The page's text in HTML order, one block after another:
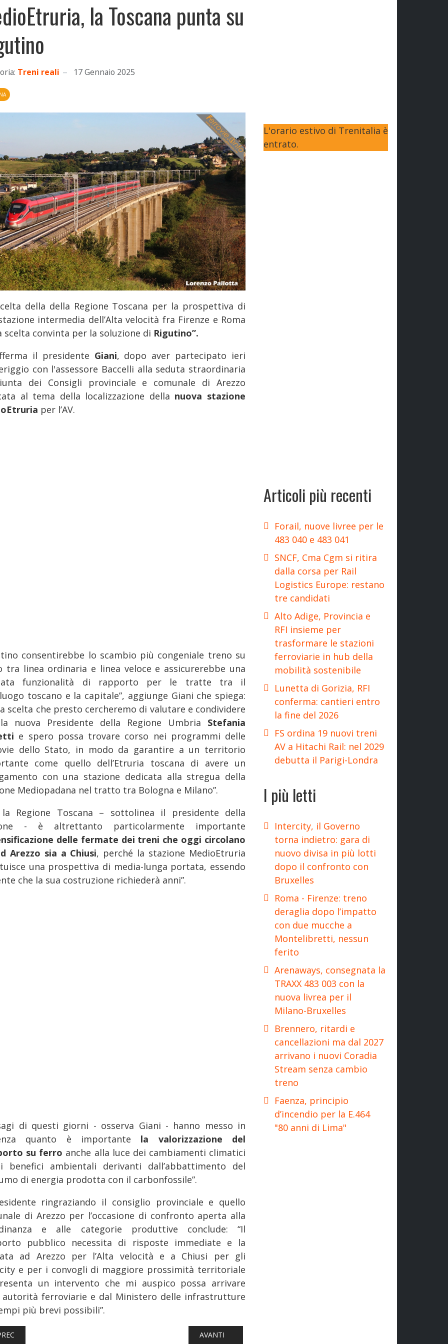
la Toscana punta su
Treni reali 17 Gennaio 2025
della della Regione Toscana per la prospettiva di
intermedia dell’Alta velocità fra Firenze e Roma
scelta convinta per la soluzione di Rigutino”.
il presidente Giani, dopo aver partecipato ieri
con l'assessore Baccelli alla seduta straordinaria
dei Consigli provinciale e comunale di Arezzo
al tema della localizzazione della nuova stazione
per l’AV.
consentirebbe lo scambio più congeniale treno su
tra linea ordinaria e linea veloce e assicurerebbe una
funzionalità di rapporto per le tratte tra il
toscano e la capitale”, aggiunge Giani che spiega:
scelta che presto cercheremo di valutare e condividere
nuova Presidente della Regione Umbria Stefania
e spero possa trovare corso nei programmi delle
dello Stato, in modo da garantire a un territorio
come quello dell’Etruria toscana di avere un
con una stazione dedicata alla stregua della
Mediopadana nel tratto tra Bologna e Milano”.
la Regione Toscana – sottolinea il presidente della
- è altrettanto particolarmente importante
delle fermate dei treni che oggi circolano
Arezzo sia a Chiusi, perché la stazione MedioEtruria
una prospettiva di media-lunga portata, essendo
che la sua costruzione richiederà anni”.
di questi giorni - osserva Giani - hanno messo in
quanto è importante la valorizzazione del
su ferro anche alla luce dei cambiamenti climatici
benefici ambientali derivanti dall’abbattimento del
di energia prodotta con il carbonfossile”.
ringraziando il consiglio provinciale e quello
di Arezzo per l’occasione di confronto aperta alla
e alle categorie produttive conclude: “Il
pubblico necessita di risposte immediate e la
ad Arezzo per l’Alta velocità e a Chiusi per gli
e per i convogli di maggiore prossimità territoriale
un intervento che mi auspico possa arrivare
autorità ferroviarie e dal Ministero delle infrastrutture
più brevi possibili”.
PRECEDENTE: FERROVIE: TOSCANA, TORNA IL TRENO DELLA MEMORIAARTICOLO SUCCESSIVO: FERROVIE: FS ANNUNCIA PIÙ VIGILANZA,
AVANTI
L'orario estivo di Trenitalia è
entrato.
Articoli più recenti
Forail, nuove livree per le
483 040 e 483 041
SNCF, Cma Cgm si ritira
dalla corsa per Rail
Logistics Europe: restano
tre candidati
Alto Adige, Provincia e
RFI insieme per
trasformare le stazioni
ferroviarie in hub della
mobilità sostenibile
Lunetta di Gorizia, RFI
conferma: cantieri entro
la fine del 2026
FS ordina 19 nuovi treni
AV a Hitachi Rail: nel 2029
debutta il Parigi-Londra
I più letti
Intercity, il Governo
torna indietro: gara di
nuovo divisa in più lotti
dopo il confronto con
Bruxelles
Roma - Firenze: treno
deraglia dopo l’impatto
con due mucche a
Montelibretti, nessun
ferito
Arenaways, consegnata la
TRAXX 483 003 con la
nuova livrea per il
Milano-Bruxelles
Brennero, ritardi e
cancellazioni ma dal 2027
arrivano i nuovi Coradia
Stream senza cambio
treno
Faenza, principio
d’incendio per la E.464
"80 anni di Lima"